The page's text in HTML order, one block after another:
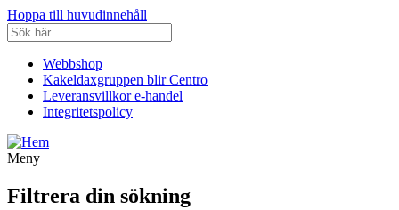
Hoppa till huvudinnehåll
Webbshop
Kakeldaxgruppen blir Centro
Leveransvillkor e-handel
Integritetspolicy
Meny
Filtrera din sökning